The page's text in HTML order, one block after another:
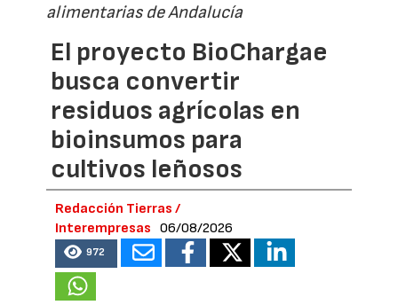
alimentarias de Andalucía
El proyecto BioChargae
busca convertir
residuos agrícolas en
bioinsumos para
cultivos leñosos
Redacción Tierras /
Interempresas
06/08/2026
972